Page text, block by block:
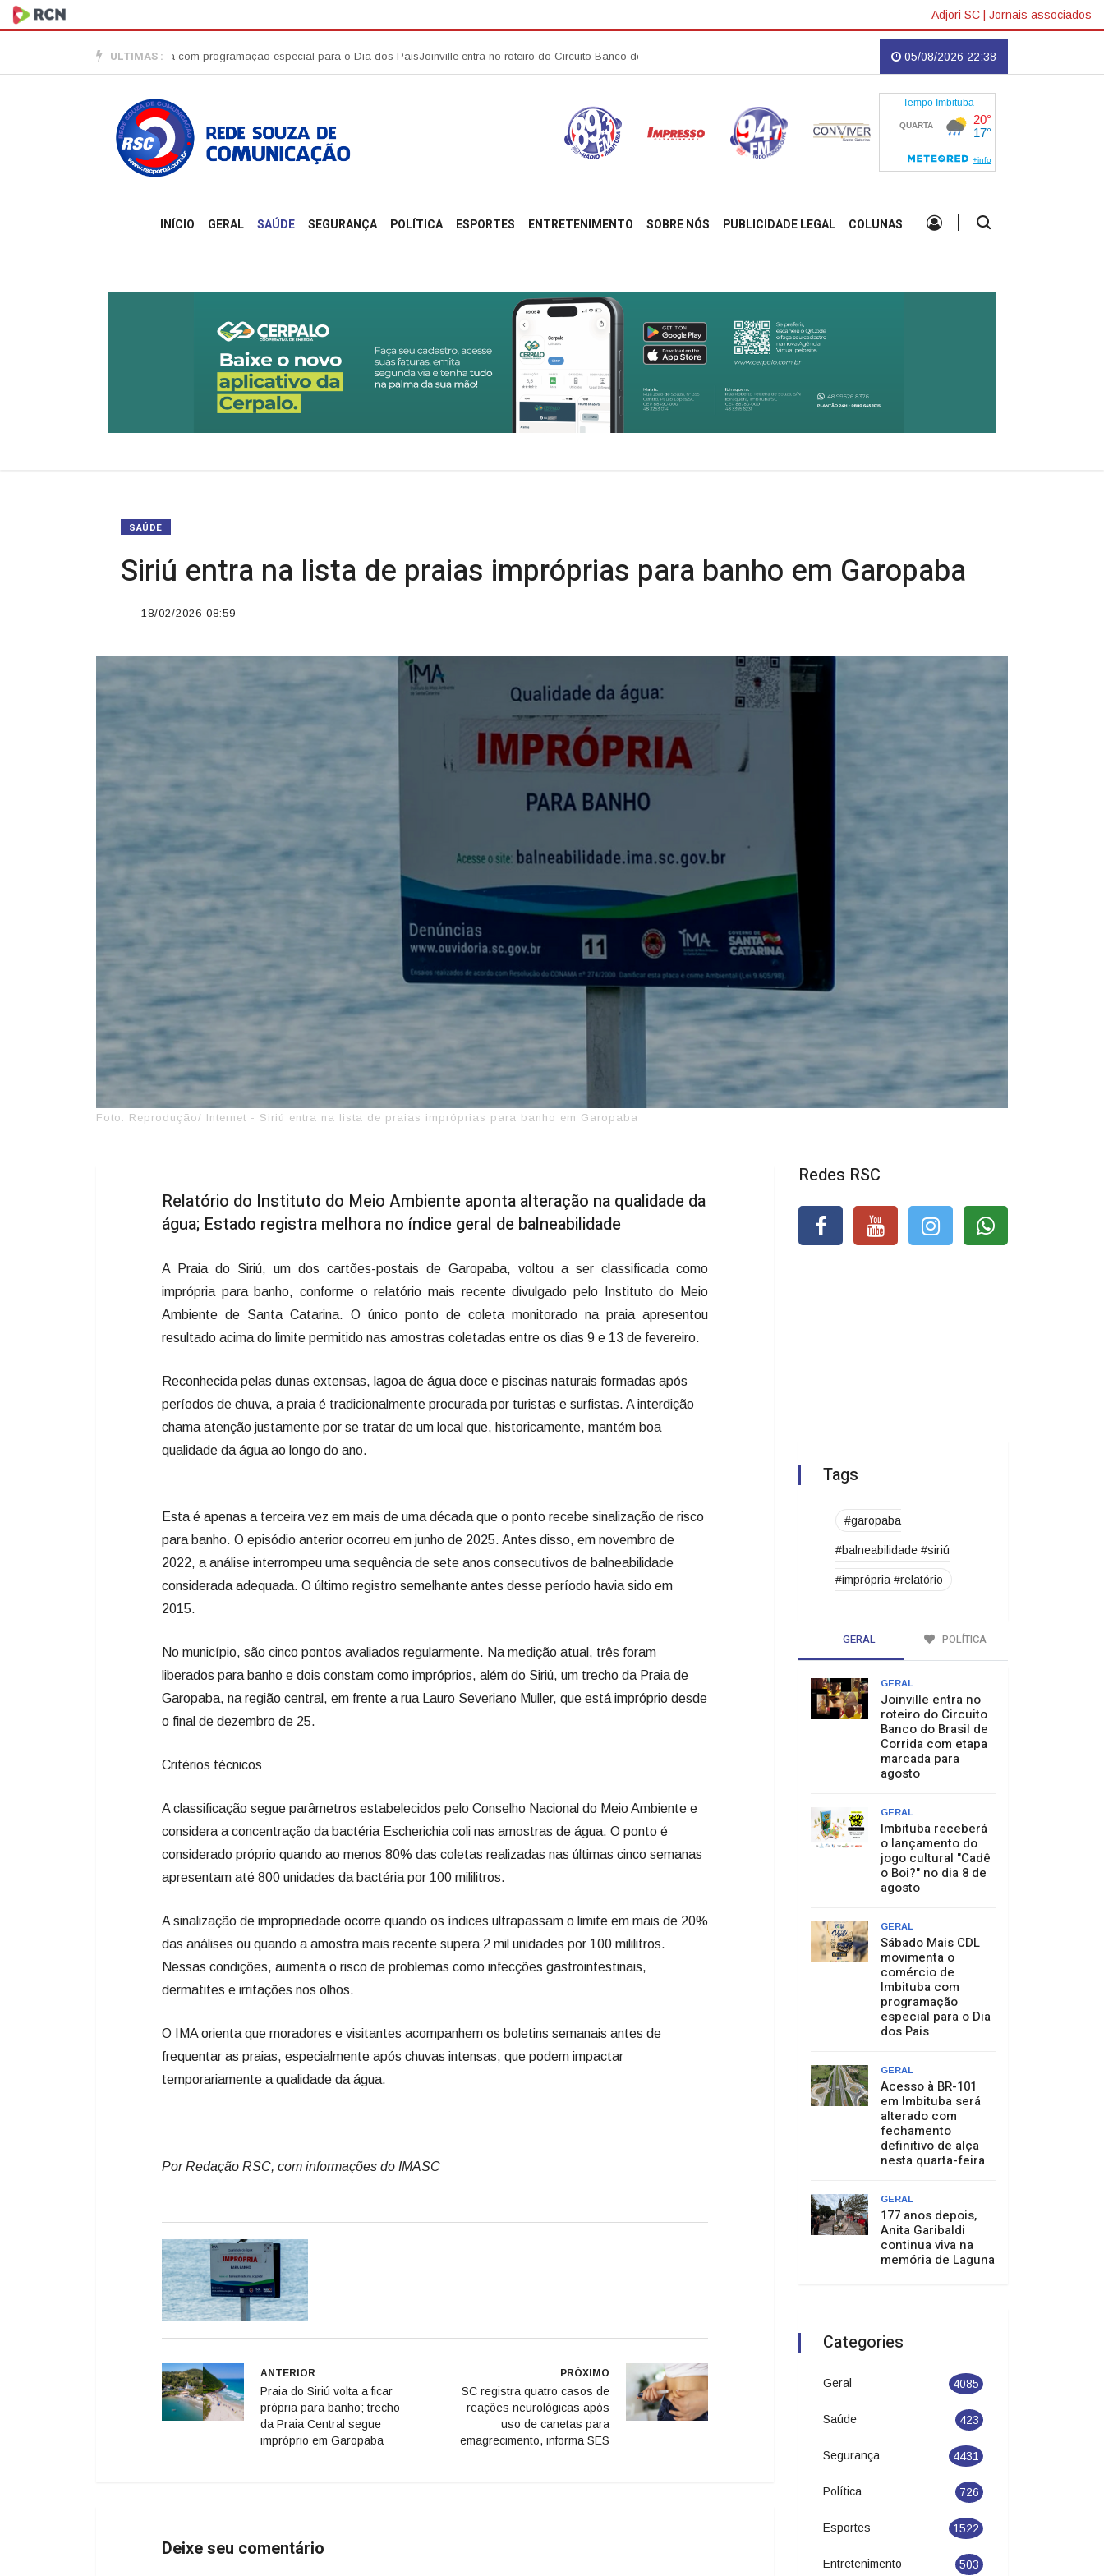
Adjori SC | Jornais associados
ULTIMAS :
de Imbituba com programação especial para o Dia dos PaisJoinville entra no roteiro do Circuito Banco do Brasil de Corrida com etapa marcada para agosto Imbituba receberá o lançamento do jogo cultural
05/08/2026 22:38
INÍCIO GERAL SAÚDE SEGURANÇA POLÍTICA ESPORTES ENTRETENIMENTO SOBRE NÓS PUBLICIDADE LEGAL COLUNAS
SAÚDE
Siriú entra na lista de praias impróprias para banho em Garopaba
18/02/2026 08:59
Foto: Reprodução/ Internet - Siriú entra na lista de praias impróprias para banho em Garopaba
Relatório do Instituto do Meio Ambiente aponta alteração na qualidade da
água; Estado registra melhora no índice geral de balneabilidade
A Praia do Siriú, um dos cartões-postais de Garopaba, voltou a ser classificada como
imprópria para banho, conforme o relatório mais recente divulgado pelo Instituto do Meio
Ambiente de Santa Catarina. O único ponto de coleta monitorado na praia apresentou
resultado acima do limite permitido nas amostras coletadas entre os dias 9 e 13 de fevereiro.
Reconhecida pelas dunas extensas, lagoa de água doce e piscinas naturais formadas após
períodos de chuva, a praia é tradicionalmente procurada por turistas e surfistas. A interdição
chama atenção justamente por se tratar de um local que, historicamente, mantém boa
qualidade da água ao longo do ano.
Esta é apenas a terceira vez em mais de uma década que o ponto recebe sinalização de risco
para banho. O episódio anterior ocorreu em junho de 2025. Antes disso, em novembro de
2022, a análise interrompeu uma sequência de sete anos consecutivos de balneabilidade
considerada adequada. O último registro semelhante antes desse período havia sido em
2015.
No município, são cinco pontos avaliados regularmente. Na medição atual, três foram
liberados para banho e dois constam como impróprios, além do Siriú, um trecho da Praia de
Garopaba, na região central, em frente a rua Lauro Severiano Muller, que está impróprio desde
o final de dezembro de 25.
Critérios técnicos
A classificação segue parâmetros estabelecidos pelo Conselho Nacional do Meio Ambiente e
considera a concentração da bactéria Escherichia coli nas amostras de água. O ponto é
considerado próprio quando ao menos 80% das coletas realizadas nas últimas cinco semanas
apresentam até 800 unidades da bactéria por 100 mililitros.
A sinalização de impropriedade ocorre quando os índices ultrapassam o limite em mais de 20%
das análises ou quando a amostra mais recente supera 2 mil unidades por 100 mililitros.
Nessas condições, aumenta o risco de problemas como infecções gastrointestinais,
dermatites e irritações nos olhos.
O IMA orienta que moradores e visitantes acompanhem os boletins semanais antes de
frequentar as praias, especialmente após chuvas intensas, que podem impactar
temporariamente a qualidade da água.
Por Redação RSC, com informações do IMASC
ANTERIOR
Praia do Siriú volta a ficar
própria para banho; trecho
da Praia Central segue
impróprio em Garopaba
PRÓXIMO
SC registra quatro casos de
reações neurológicas após
uso de canetas para
emagrecimento, informa SES
Deixe seu comentário
Redes RSC
Tags
#garopaba
#balneabilidade #siriú
#imprópria #relatório
GERAL POLÍTICA
GERAL
Joinville entra no
roteiro do Circuito
Banco do Brasil de
Corrida com etapa
marcada para
agosto
GERAL
Imbituba receberá
o lançamento do
jogo cultural "Cadê
o Boi?" no dia 8 de
agosto
GERAL
Sábado Mais CDL
movimenta o
comércio de
Imbituba com
programação
especial para o Dia
dos Pais
GERAL
Acesso à BR-101
em Imbituba será
alterado com
fechamento
definitivo de alça
nesta quarta-feira
GERAL
177 anos depois,
Anita Garibaldi
continua viva na
memória de Laguna
Categories
Geral 4085
Saúde 423
Segurança 4431
Política 726
Esportes 1522
Entretenimento 503